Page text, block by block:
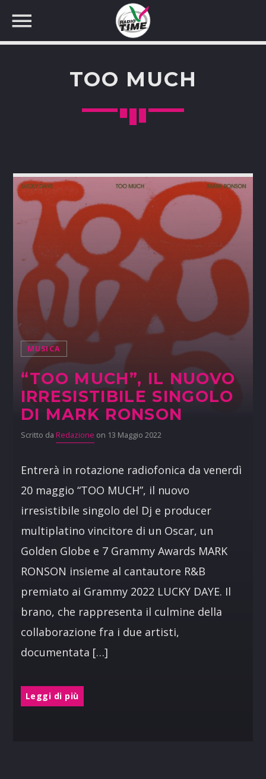
TOO MUCH
MUSICA
“TOO MUCH”, IL NUOVO
IRRESISTIBILE SINGOLO
DI MARK RONSON
Scritto da Redazione on 13 Maggio 2022
Entrerà in rotazione radiofonica da venerdì
20 maggio “TOO MUCH”, il nuovo
irresistibile singolo del Dj e producer
multiplatino vincitore di un Oscar, un
Golden Globe e 7 Grammy Awards MARK
RONSON insieme al cantautore R&B
premiato ai Grammy 2022 LUCKY DAYE. Il
brano, che rappresenta il culmine della
collaborazione fra i due artisti,
documentata […]
Leggi di più